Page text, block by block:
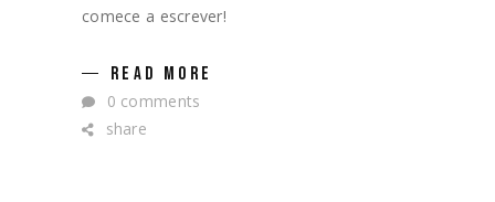
comece a escrever!
READ MORE
0 comments
share